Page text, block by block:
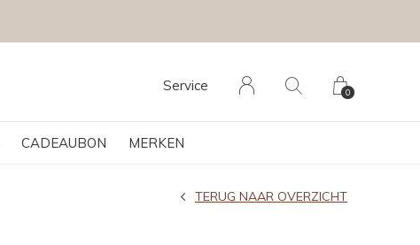
CADEAUBON MERKEN
Service 0
TERUG NAAR OVERZICHT